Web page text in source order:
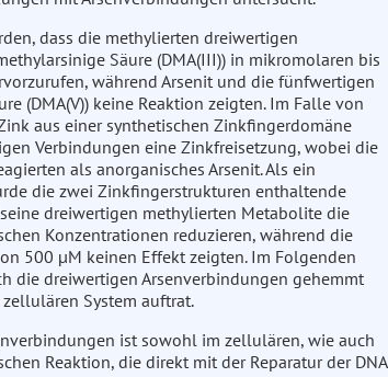
dass die methylierten dreiwertigen
Säure (DMA(III)) in mikromolaren bis
während Arsenit und die fünfwertigen
(DMA(V)) keine Reaktion zeigten. Im Falle von
aus einer synthetischen Zinkfingerdomäne
Verbindungen eine Zinkfreisetzung, wobei die
als anorganisches Arsenit. Als ein
die zwei Zinkfingerstrukturen enthaltende
dreiwertigen methylierten Metabolite die
Konzentrationen reduzieren, während die
500 µM keinen Effekt zeigten. Im Folgenden
die dreiwertigen Arsenverbindungen gehemmt
System auftrat.
ist sowohl im zellulären, wie auch
Reaktion, die direkt mit der Reparatur der DNA